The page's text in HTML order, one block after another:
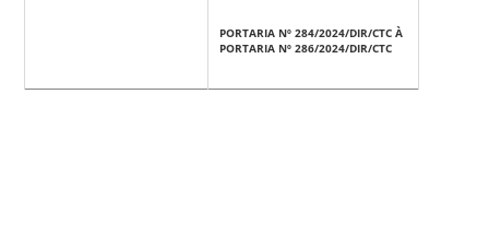
PORTARIA Nº 284/2024/DIR/CTC À
PORTARIA Nº 286/2024/DIR/CTC